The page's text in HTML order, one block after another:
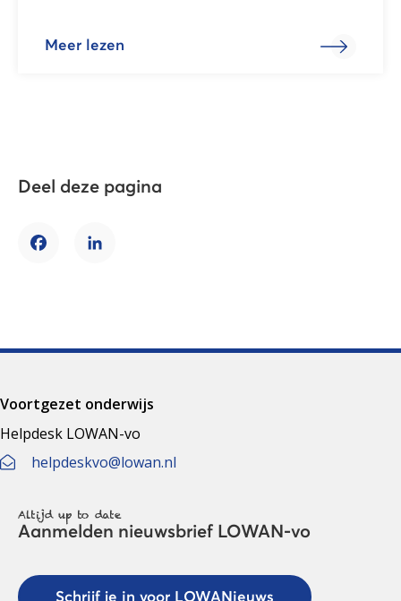
Meer lezen
Deel deze pagina
FacebookLinkedIn
Voortgezet onderwijs
Helpdesk LOWAN-vo
helpdeskvo@lowan.nl
Altijd up to date
Aanmelden nieuwsbrief LOWAN-vo
Schrijf je in voor LOWANieuws